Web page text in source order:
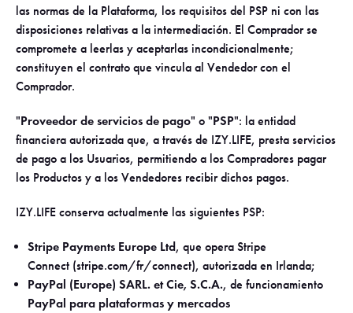
las normas de la Plataforma, los requisitos del PSP ni con las
disposiciones relativas a la intermediación. El Comprador se
compromete a leerlas y aceptarlas incondicionalmente;
constituyen el contrato que vincula al Vendedor con el
Comprador.
"Proveedor de servicios de pago" o "PSP": la entidad
financiera autorizada que, a través de IZY.LIFE, presta servicios
de pago a los Usuarios, permitiendo a los Compradores pagar
los Productos y a los Vendedores recibir dichos pagos.
IZY.LIFE conserva actualmente las siguientes PSP:
Stripe Payments Europe Ltd, que opera Stripe
Connect (stripe.com/fr/connect), autorizada en Irlanda;
PayPal (Europe) SARL. et Cie, S.C.A., de funcionamiento
PayPal para plataformas y mercados